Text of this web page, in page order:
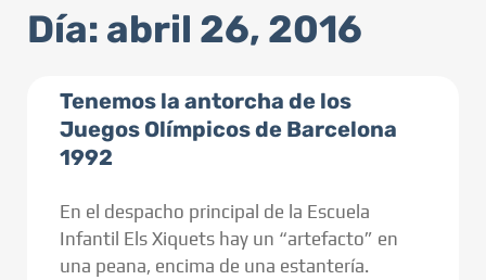
Día: abril 26, 2016
Tenemos la antorcha de los
Juegos Olímpicos de Barcelona
1992
En el despacho principal de la Escuela
Infantil Els Xiquets hay un “artefacto” en
una peana, encima de una estantería.